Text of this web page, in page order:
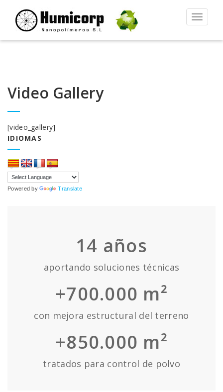
Alternar
Video Gallery
[video_gallery]
IDIOMAS
Powered by Translate
14 años
aportando soluciones técnicas
+700.000 m²
con mejora estructural del terreno
+850.000 m²
tratados para control de polvo